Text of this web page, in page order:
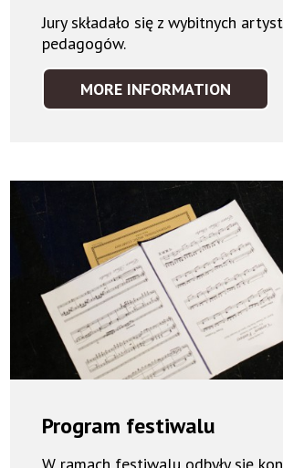
Jury składało się z wybitnych
pedagogów.
MORE INFORMATION
JURY
Program festiwalu
W ramach festiwalu odbyły się